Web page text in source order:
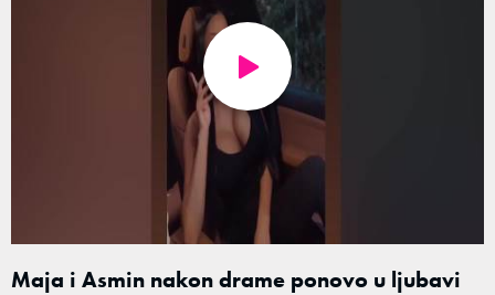
Maja i Asmin nakon drame ponovo u ljubavi